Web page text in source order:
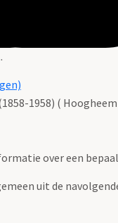
1958) (
over een
uit de